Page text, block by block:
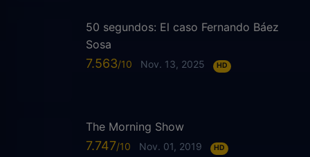
50 segundos: El caso Fernando Báez
Sosa
7.563 Nov. 13, 2025 HD
The Morning Show
7.747 Nov. 01, 2019 HD